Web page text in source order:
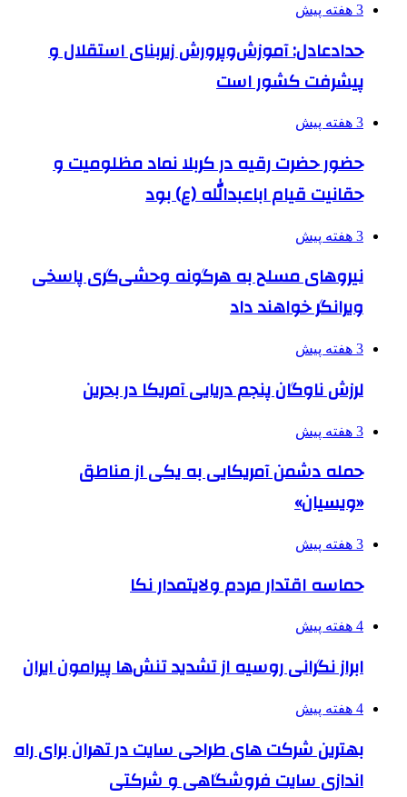
3 هفته پیش
حدادعادل: آموزش‌وپرورش زیربنای استقلال و
پیشرفت کشور است
3 هفته پیش
حضور حضرت رقیه در کربلا نماد مظلومیت و
حقانیت قیام اباعبدالله (ع) بود
3 هفته پیش
نیروهای مسلح به هرگونه وحشی‌گری پاسخی
ویرانگر خواهند داد
3 هفته پیش
لرزش ناوگان پنجم دریایی آمریکا در بحرین
3 هفته پیش
حمله دشمن آمریکایی به یکی از مناطق
«ویسیان»
3 هفته پیش
حماسه اقتدار مردم ولایتمدار نکا
4 هفته پیش
ابراز نگرانی روسیه از تشدید تنش‌ها پیرامون ایران
4 هفته پیش
بهترین شرکت های طراحی سایت در تهران برای راه
اندازی سایت فروشگاهی و شرکتی